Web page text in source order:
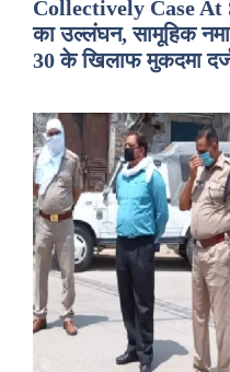
Collectively Case At
का उल्लंघन, सामूहिक
30 के खिलाफ मुकदमा